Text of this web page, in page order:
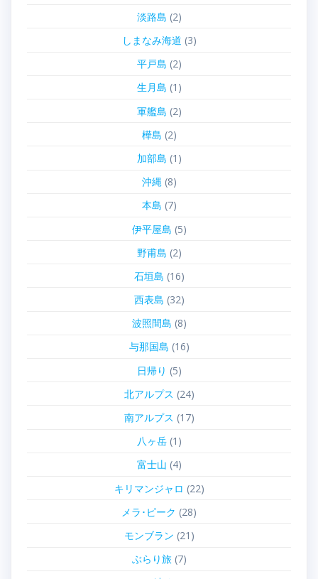
淡路島 (2)
しまなみ海道 (3)
平戸島 (2)
生月島 (1)
軍艦島 (2)
樺島 (2)
加部島 (1)
沖縄(8)
本島 (7)
伊平屋島 (5)
野甫島 (2)
石垣島 (16)
西表島 (32)
波照間島 (8)
与那国島 (16)
日帰り (5)
北アルプス (24)
南アルプス (17)
八ヶ岳(1)
富士山 (4)
キリマンジャロ (22)
メラ･ピーク (28)
モンブラン (21)
ぶらり旅(7)